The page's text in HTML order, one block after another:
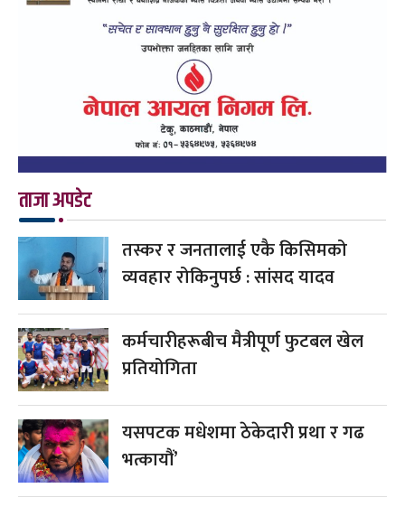
ताजा अपडेट
तस्कर र जनतालाई एकै किसिमको
व्यवहार रोकिनुपर्छ : सांसद यादव
कर्मचारीहरूबीच मैत्रीपूर्ण फुटबल खेल
प्रतियोगिता
यसपटक मधेशमा ठेकेदारी प्रथा र गढ
भत्कायौं’